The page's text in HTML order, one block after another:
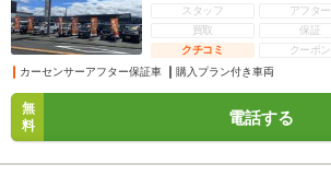
スタッフ
アフター
買取
保証
クチコミ
クーポン
カーセンサーアフター保証車
購入プラン付き車両
無
料
電話する